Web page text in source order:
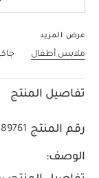
عرض المزيد
ملابس أطفال
تفاصيل المنتج
رقم المنتج
الوصف: